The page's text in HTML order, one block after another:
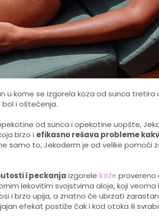
u kome se izgorela koza od sunca tretira
bol i oštećenja.
od sunca i opekotine uopšte,
brzo i efikasno rešava probleme
samo to, Jekoderm je od velike pomoći
i peckanja izgorele kože provereno
lekovitim svojstvima aloje, koji veoma
i brzo upija, a znatno će ubrzati
efekat postiže čak i kod otoka ili